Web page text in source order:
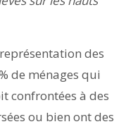
des
de ménages qui
confrontées à des
ou bien ont des